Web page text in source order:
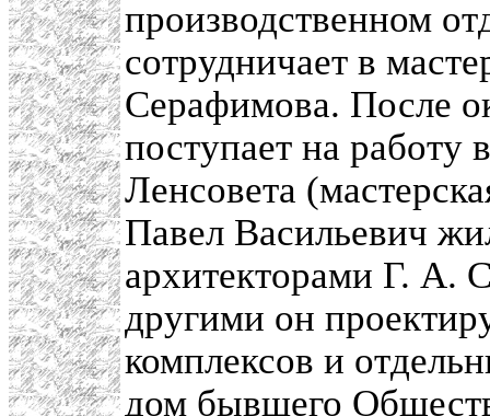
производственном
сотрудничает в
Серафимова. После
поступает на работу
Ленсовета
Павел Васильевич
архитекторами Г.
другими он
комплексов и
дом бывшего